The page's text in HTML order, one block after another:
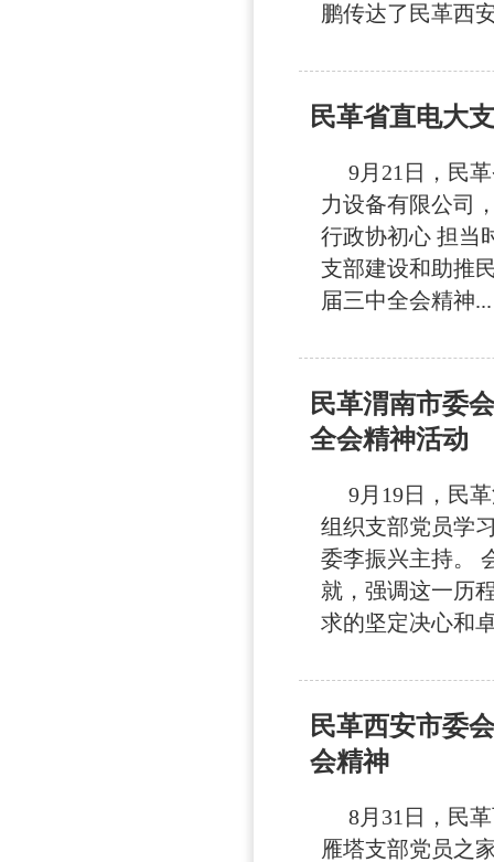
鹏传达了民革西
民革省直电大
9月21日，民革
力设备有限公司
行政协初心 担当
支部建设和助推
届三中全会精神...
民革渭南市委
全会精神活动
9月19日，民革
组织支部党员学
委李振兴主持。
就，强调这一历
求的坚定决心和
民革西安市委
会精神
8月31日，民革
雁塔支部党员之